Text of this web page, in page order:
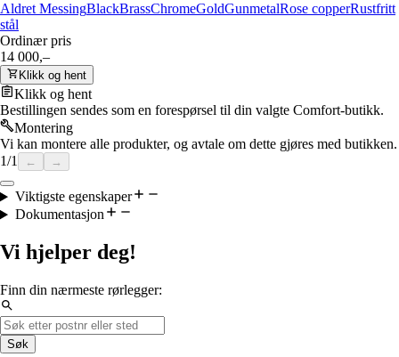
Aldret MessingBlackBrassChromeGoldGunmetalRose copperRustfritt
stål
Ordinær pris
14 000,–
Klikk og hent
Klikk og hent
Bestillingen sendes som en forespørsel til din valgte Comfort-butikk.
Montering
Vi kan montere alle produkter, og avtale om dette gjøres med butikken.
1/1 ← →
Viktigste egenskaper
Dokumentasjon
Vi hjelper deg!
Finn din nærmeste rørlegger:
Søk